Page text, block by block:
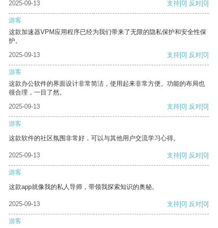
2025-09-13 支持[0] 反对[0]
游客
这款加速器VPM应用程序已经为我们带来了无限的隐私保护和安全性保
护。
2025-09-13
支持[0] 反对[0]
游客
这款办公软件的界面设计非常简洁，使用起来非常方便。功能的布局也
很合理，一目了然。
2025-09-13
支持[0] 反对[0]
游客
这款软件的社区氛围非常好，可以与其他用户交流学习心得。
2025-09-13 支持[0] 反对[0]
游客
这款app就像我的私人导师，带领我探索知识的奥秘。
2025-09-13 支持[0] 反对[0]
游客